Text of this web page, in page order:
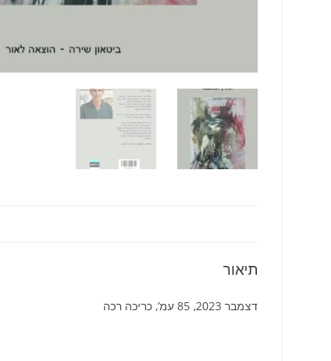
תיאור
דצמבר 2023, 85 עמ’, כריכה רכה